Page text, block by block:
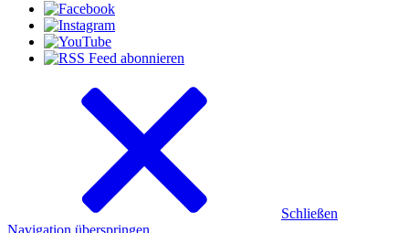
Schließen
Navigation überspringen